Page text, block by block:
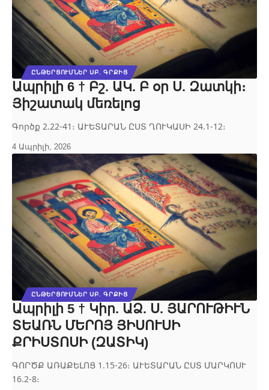
ԸՆԹԵՐՑՈՒՄՆԵՐ ՍԲ. ԳՐՔԻՑ
Ապրիլի 6 † Բշ. ԱԿ. Բ օր Ս. Զատկի։
Յիշատակ մեռելոց
Գործք 2.22-41։ ԱՒԵՏԱՐԱՆ ԸՍՏ ՂՈՒԿԱՍԻ 24.1-12։
4 Ապրիլի, 2026
ԸՆԹԵՐՑՈՒՄՆԵՐ ՍԲ. ԳՐՔԻՑ
Ապրիլի 5 † Կիր. ԱՁ. Ս. ՅԱՐՈՒԹԻՒՆ
ՏԵԱՌՆ ՄԵՐՈՅ ՅԻՍՈՒՍԻ
ՔՐԻՍՏՈՍԻ (ԶԱՏԻԿ)
ԳՈՐԾՔ ԱՌԱՔԵԼՈՑ 1.15-26։ ԱՒԵՏԱՐԱՆ ԸՍՏ ՄԱՐԿՈՍՒ
16.2-8։